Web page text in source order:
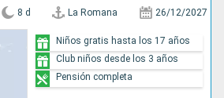
8 d La Romana 26/12/2027
Niños gratis hasta los 17 años
Club niños desde los 3 años
Pensión completa